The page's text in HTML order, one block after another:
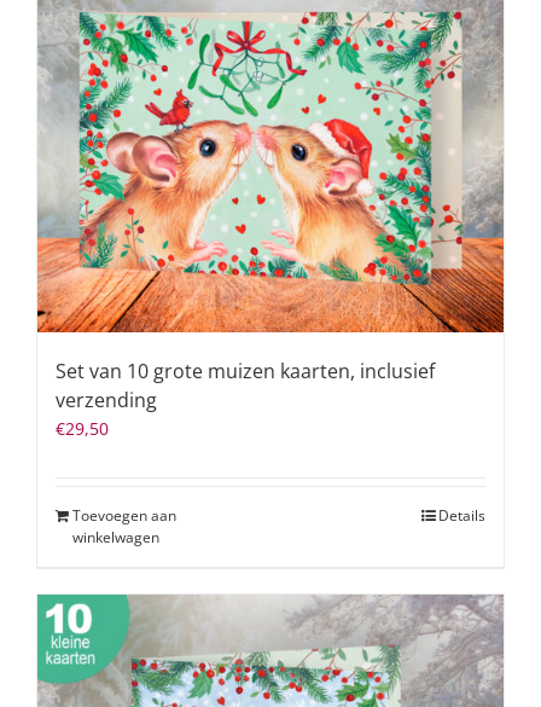
Set van 10 grote muizen kaarten, inclusief
verzending
€29,50
Toevoegen aan
winkelwagen
Details